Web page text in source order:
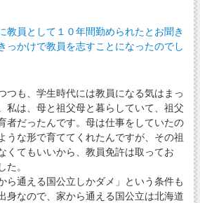
員として１０年間勤められたとお聞き
っかけで教員を志すことになったのでし
も、学生時代には教員になる気はまっ
私は、母と祖父母と暮らしていて、祖父
者だったんです。母は仕事をしていたの
うな形で育ててくれたんですが、その祖
くてもいいから、教員免許は取ってお
た。
通える国公立しかダメ」という条件も
身なので、家から通える国公立は北海道